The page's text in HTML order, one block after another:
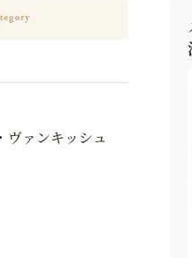
痩身・肥満
ホクロ治療
療
イボの除去
ヴァンキッシュ